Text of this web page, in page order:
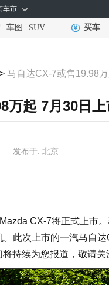
车市
车图 SUV 买车
> 马自达CX-7或售19.98
万起 7月30日
发布于: 北京
CX-7将正式上市
此次上市的一汽马自
持续为您报道，敬请关